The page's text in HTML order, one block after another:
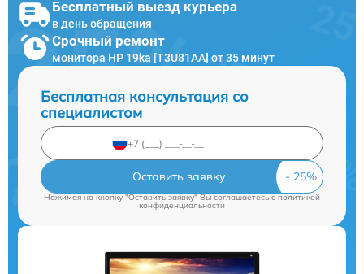
Бесплатный выезд курьера
в день обращения
Срочный ремонт
монитора HP 19ka [T3U81AA] от 35 минут
Бесплатная консультация со
специалистом
Оставить заявку
Нажимая на кнопку "Оставить заявку" Вы соглашаетесь cполитикой
конфиденциальности